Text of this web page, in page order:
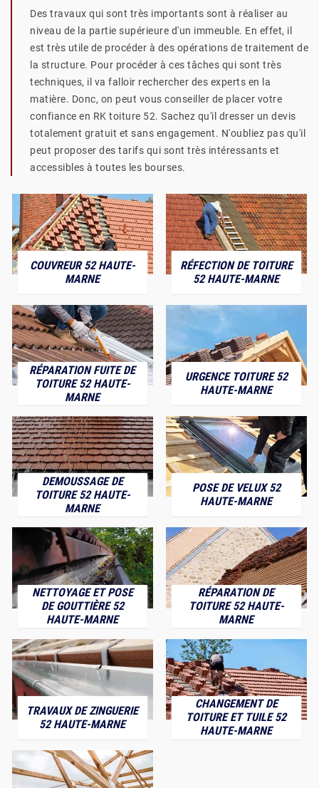
Des travaux qui sont très importants sont à réaliser au
niveau de la partie supérieure d'un immeuble. En effet, il
est très utile de procéder à des opérations de traitement de
la structure. Pour procéder à ces tâches qui sont très
techniques, il va falloir rechercher des experts en la
matière. Donc, on peut vous conseiller de placer votre
confiance en RK toiture 52. Sachez qu'il dresser un devis
totalement gratuit et sans engagement. N'oubliez pas qu'il
peut proposer des tarifs qui sont très intéressants et
accessibles à toutes les bourses.
COUVREUR 52 HAUTE-
MARNE
RÉFECTION DE TOITURE
52 HAUTE-MARNE
RÉPARATION FUITE DE
TOITURE 52 HAUTE-
MARNE
URGENCE TOITURE 52
HAUTE-MARNE
DEMOUSSAGE DE
TOITURE 52 HAUTE-
MARNE
POSE DE VELUX 52
HAUTE-MARNE
NETTOYAGE ET POSE
DE GOUTTIÈRE 52
HAUTE-MARNE
RÉPARATION DE
TOITURE 52 HAUTE-
MARNE
TRAVAUX DE ZINGUERIE
52 HAUTE-MARNE
CHANGEMENT DE
TOITURE ET TUILE 52
HAUTE-MARNE